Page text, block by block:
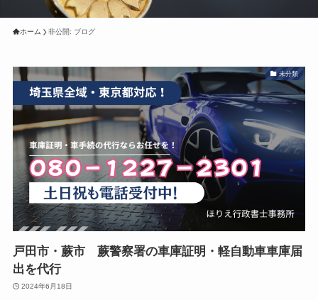
ホーム 非公開: ブログ
未分類
戸田市・蕨市 蕨警察署の車庫証明・軽自動車車庫届
出を代行
2024年6月18日